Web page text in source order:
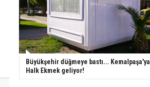
Büyükşehir düğmeye bastı... Kemalpaşa'ya
Halk Ekmek geliyor!